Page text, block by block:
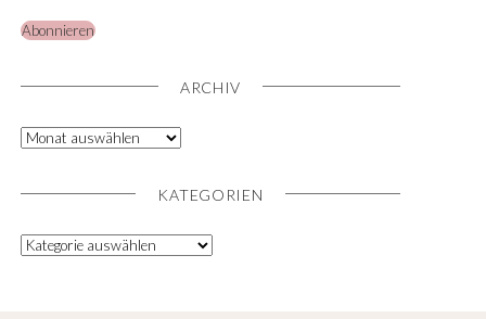
Abonnieren
ARCHIV
KATEGORIEN